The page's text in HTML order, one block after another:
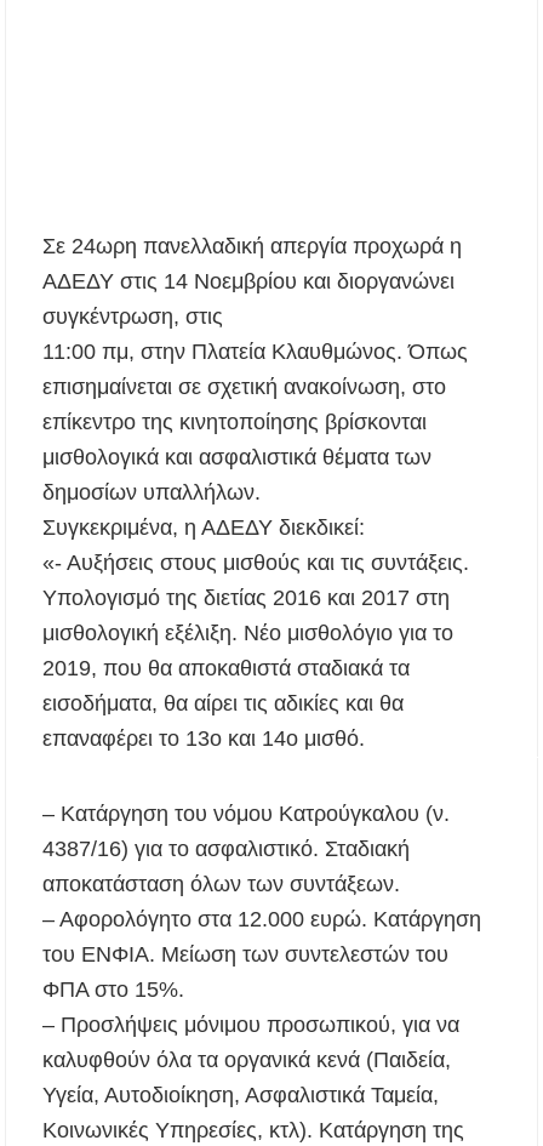
«Τουρισμός για Όλους 2026-2027»: Άνοιξαν οι
αιτήσεις – Ποιοι υποβάλλουν σήμερα αίτηση
ανά ΑΦΜ
Αναβαθμίζεται η πρόσβαση στο Δεβελίκι
Γοματίου με οδικό έργο 500.000 €
Ιωάννης Γιώργος: «Εγκρίθηκε η λειτουργία
εκτός έδρας τμήματος Σ.Α.Ε.Κ. στον Πολύγυρο
– Ένα σημαντικό βήμα για την πλήρη
επαναλειτουργία της δομής»
Η Κεντρική Μακεδονία ανοίγει τον δρόμο του
Αυστραλία
Χαλκιδική: Πυρκαγιά σε γαλλική θαλαμηγό
στη Λατούρα Αγίου Νικολάου – Άμεση
κινητοποίηση Λιμενικού και Πυροσβεστικής
ΠΑΡΕΜΒΑΣΕΙΣ
Το πρώτο Puppy Yoga έρχεται στην Χαλκιδική!
Ανοίγουν 40 θέσεις εργασίας στον Δήμο
Αριστοτέλη – Ποιες ειδικότητες ζητούνται
Χαλκιδική: Συνελήφθη 46χρονος επειδή
επέτρεψε στον ανήλικο γιο του να οδηγήσει
τζετ σκι
Η γενιά των 45+ επιστρέφει στα μπαρ: Το νέο
κοινό που γεμίζει τις πίστες πριν τις 8 το βράδυ
Σε 24ωρη πανελλαδική απεργία προχωρά η
ΑΔΕΔΥ στις 14 Νοεμβρίου και διοργανώνει
συγκέντρωση, στις
11:00 πμ, στην Πλατεία Κλαυθμώνος. Όπως
επισημαίνεται σε σχετική ανακοίνωση, στο
επίκεντρο της κινητοποίησης βρίσκονται
μισθολογικά και ασφαλιστικά θέματα των
δημοσίων υπαλλήλων.
Συγκεκριμένα, η ΑΔΕΔΥ διεκδικεί:
«- Αυξήσεις στους μισθούς και τις συντάξεις.
Υπολογισμό της διετίας 2016 και 2017 στη
μισθολογική εξέλιξη. Νέο μισθολόγιο για το
2019, που θα αποκαθιστά σταδιακά τα
εισοδήματα, θα αίρει τις αδικίες και θα
επαναφέρει το 13ο και 14ο μισθό.
– Κατάργηση του νόμου Κατρούγκαλου (ν.
4387/16) για το ασφαλιστικό. Σταδιακή
αποκατάσταση όλων των συντάξεων.
– Αφορολόγητο στα 12.000 ευρώ. Κατάργηση
του ΕΝΦΙΑ. Μείωση των συντελεστών του
ΦΠΑ στο 15%.
– Προσλήψεις μόνιμου προσωπικού, για να
καλυφθούν όλα τα οργανικά κενά (Παιδεία,
Υγεία, Αυτοδιοίκηση, Ασφαλιστικά Ταμεία,
Κοινωνικές Υπηρεσίες, κτλ). Κατάργηση της